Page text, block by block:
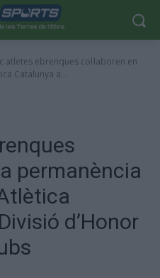
atletes ebrenques col·laboren en
Catalunya a...
permanència
d’Honor